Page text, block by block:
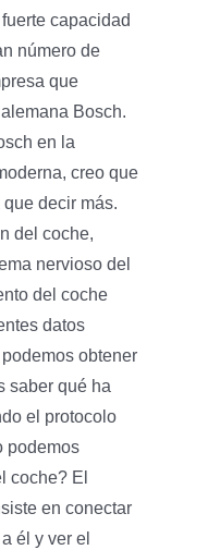
capacidad
número de
que
Bosch.
en la
creo que
decir más.
del coche,
nervioso del
del coche
datos
obtener
saber qué ha
el protocolo
podemos
coche? El
en conectar
a él y ver el